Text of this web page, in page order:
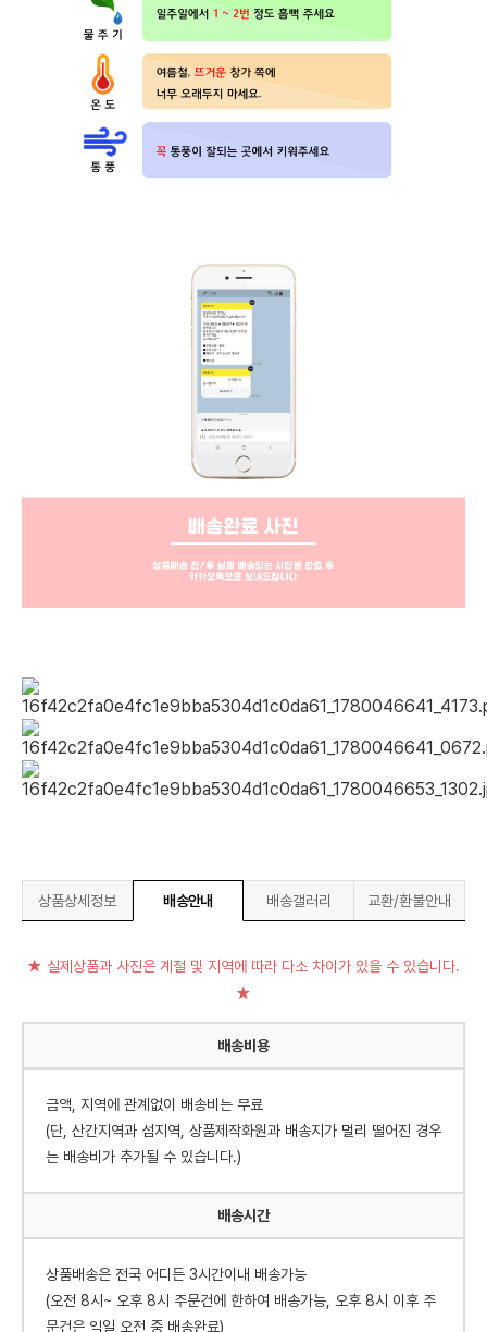
상품상세정보 배송안내 배송갤러리 교환/환불안내
★ 실제상품과 사진은 계절 및 지역에 따라 다소 차이가 있을 수 있습니다.
★
배송비용
금액, 지역에 관계없이 배송비는 무료
(단, 산간지역과 섬지역, 상품제작화원과 배송지가 멀리 떨어진 경우
는 배송비가 추가될 수 있습니다.)
배송시간
상품배송은 전국 어디든 3시간이내 배송가능
(오전 8시~ 오후 8시 주문건에 한하여 배송가능, 오후 8시 이후 주
문건은 익일 오전 중 배송완료)